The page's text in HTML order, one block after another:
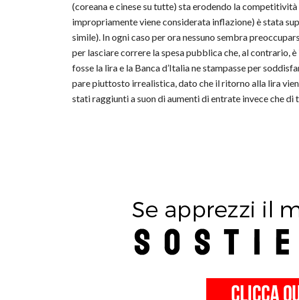
(coreana e cinese su tutte) sta erodendo la
impropriamente viene considerata inflazione) è stata
simile). In ogni caso per ora nessuno sembra
per lasciare correre la spesa pubblica che, al contrario,
fosse la lira e la Banca d’Italia ne stampasse per
pare piuttosto irrealistica, dato che il ritorno alla lira
stati raggiunti a suon di aumenti di entrate invece che di